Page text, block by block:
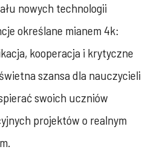
nowych technologii
określane mianem 4k:
kooperacja i krytyczne
szansa dla nauczycieli
swoich uczniów
projektów o realnym